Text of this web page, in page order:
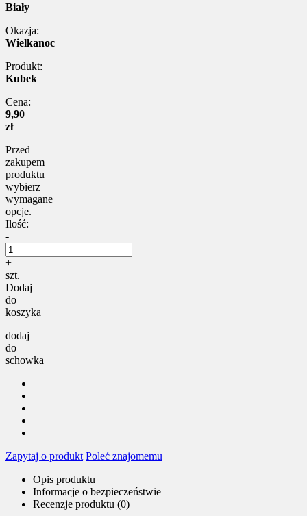
Biały
Okazja:
Wielkanoc
Produkt:
Kubek
Cena:
9,90
zł
Przed
zakupem
produktu
wybierz
wymagane
opcje.
Ilość:
-
+
szt.
Dodaj
do
koszyka
dodaj
do
schowka
Zapytaj o produkt Poleć znajomemu
Opis produktu
Informacje o bezpieczeństwie
Recenzje produktu (0)